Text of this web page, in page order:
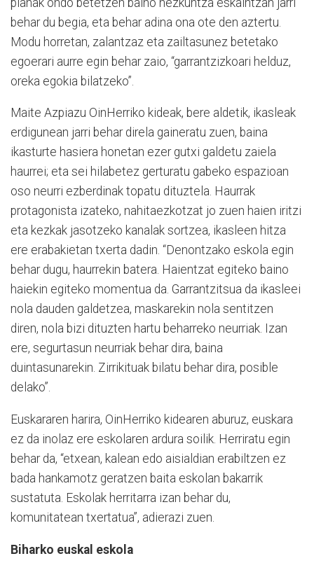
behar du begia, eta behar adina ona ote den aztertu.
Modu horretan, zalantzaz eta zailtasunez betetako
egoerari aurre egin behar zaio, “garrantzizkoari helduz,
oreka egokia bilatzeko”.
Maite Azpiazu OinHerriko kideak, bere aldetik, ikasleak
erdigunean jarri behar direla gaineratu zuen, baina
ikasturte hasiera honetan ezer gutxi galdetu zaiela
haurrei; eta sei hilabetez gerturatu gabeko espazioan
oso neurri ezberdinak topatu dituztela. Haurrak
protagonista izateko, nahitaezkotzat jo zuen haien iritzi
eta kezkak jasotzeko kanalak sortzea, ikasleen hitza
ere erabakietan txerta dadin. “Denontzako eskola egin
behar dugu, haurrekin batera. Haientzat egiteko baino
haiekin egiteko momentua da. Garrantzitsua da ikasleei
nola dauden galdetzea, maskarekin nola sentitzen
diren, nola bizi dituzten hartu beharreko neurriak. Izan
ere, segurtasun neurriak behar dira, baina
duintasunarekin. Zirrikituak bilatu behar dira, posible
delako”.
Euskararen harira, OinHerriko kidearen aburuz, euskara
ez da inolaz ere eskolaren ardura soilik. Herriratu egin
behar da, “etxean, kalean edo aisialdian erabiltzen ez
bada hankamotz geratzen baita eskolan bakarrik
sustatuta. Eskolak herritarra izan behar du,
komunitatean txertatua”, adierazi zuen.
Biharko euskal eskola